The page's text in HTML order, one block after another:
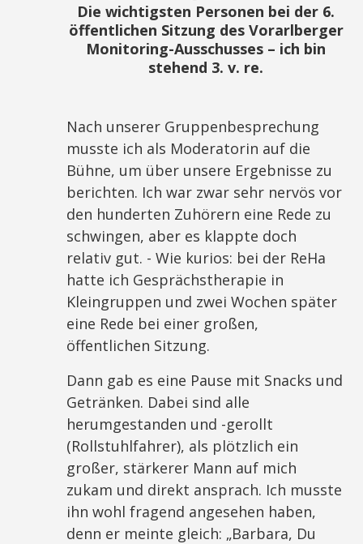
Die wichtigsten Personen bei der 6.
öffentlichen Sitzung des Vorarlberger
Monitoring-Ausschusses – ich bin
stehend 3. v. re.
Nach unserer Gruppenbesprechung
musste ich als Moderatorin auf die
Bühne, um über unsere Ergebnisse zu
berichten. Ich war zwar sehr nervös vor
den hunderten Zuhörern eine Rede zu
schwingen, aber es klappte doch
relativ gut. - Wie kurios: bei der ReHa
hatte ich Gesprächstherapie in
Kleingruppen und zwei Wochen später
eine Rede bei einer großen,
öffentlichen Sitzung.
Dann gab es eine Pause mit Snacks und
Getränken. Dabei sind alle
herumgestanden und -gerollt
(Rollstuhlfahrer), als plötzlich ein
großer, stärkerer Mann auf mich
zukam und direkt ansprach. Ich musste
ihn wohl fragend angesehen haben,
denn er meinte gleich: „Barbara, Du